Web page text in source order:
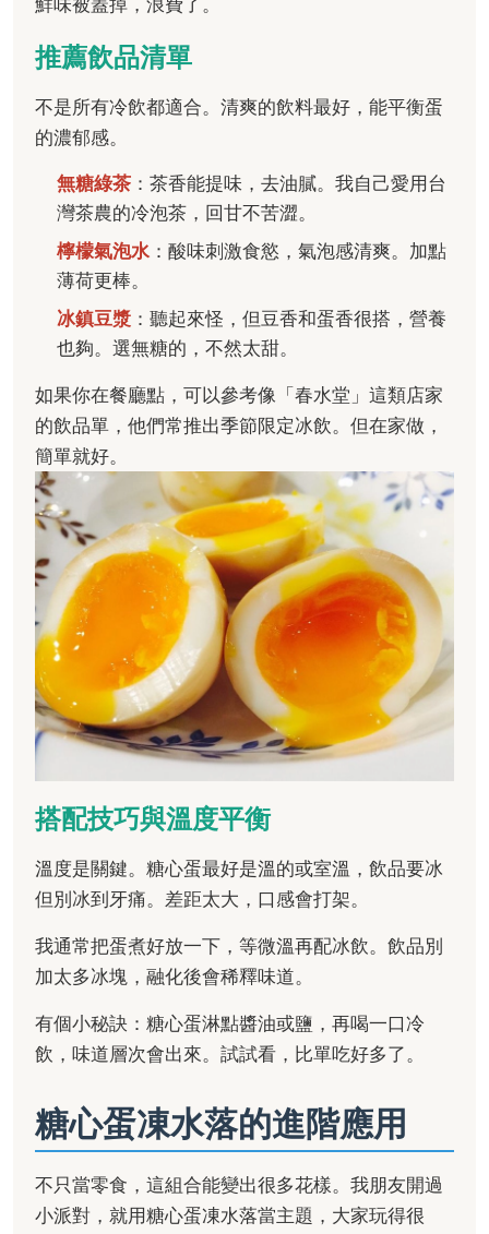
推薦飲品清單
不是所有冷飲都適合。清爽的飲料最好，能平衡蛋
的濃郁感。
無糖綠茶 ：茶香能提味，去油膩。我自己愛用台
灣茶農的冷泡茶，回甘不苦澀。
檸檬氣泡水 ：酸味刺激食慾，氣泡感清爽。加點
薄荷更棒。
冰鎮豆漿 ：聽起來怪，但豆香和蛋香很搭，營養
也夠。選無糖的，不然太甜。
如果你在餐廳點，可以參考像「春水堂」這類店家
的飲品單，他們常推出季節限定冰飲。但在家做，
簡單就好。
搭配技巧與溫度平衡
溫度是關鍵。糖心蛋最好是溫的或室溫，飲品要冰
但別冰到牙痛。差距太大，口感會打架。
我通常把蛋煮好放一下，等微溫再配冰飲。飲品別
加太多冰塊，融化後會稀釋味道。
有個小秘訣：糖心蛋淋點醬油或鹽，再喝一口冷
飲，味道層次會出來。試試看，比單吃好多了。
糖心蛋凍水落的進階應用
不只當零食，這組合能變出很多花樣。我朋友開過
小派對，就用糖心蛋凍水落當主題，大家玩得很